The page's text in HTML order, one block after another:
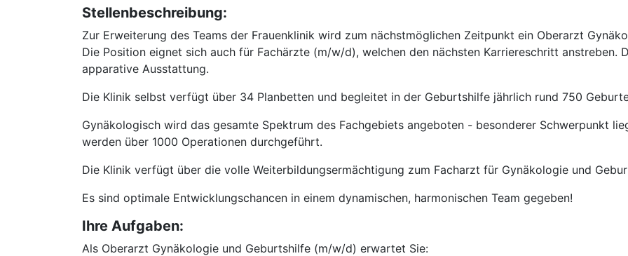
Stellenbeschreibung:
Zur Erweiterung des Teams der Frauenklinik wird zum nächstmöglichen Zeitpunkt ein Oberarzt
Die Position eignet sich auch für Fachärzte (m/w/d), welchen den nächsten Karriereschritt anstreben.
apparative Ausstattung.
Die Klinik selbst verfügt über 34 Planbetten und begleitet in der Geburtshilfe jährlich rund 750
Gynäkologisch wird das gesamte Spektrum des Fachgebiets angeboten - besonderer Schwerpunkt
werden über 1000 Operationen durchgeführt.
Die Klinik verfügt über die volle Weiterbildungsermächtigung zum Facharzt für Gynäkologie und
Es sind optimale Entwicklungschancen in einem dynamischen, harmonischen Team gegeben!
Ihre Aufgaben:
Als Oberarzt Gynäkologie und Geburtshilfe (m/w/d) erwartet Sie: